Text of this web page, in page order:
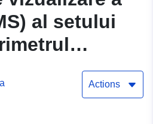
al setului
cărbune
Actions